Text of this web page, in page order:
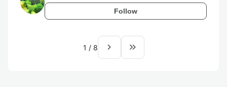
Follow
1 / 8 navigate_next keyboard_double_arrow_right